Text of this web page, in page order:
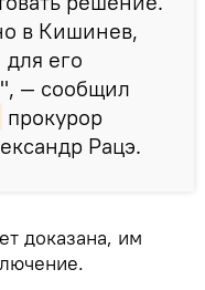
в Кишинев,
для его
— сообщил
прокурор
Рацэ.
доказана, им